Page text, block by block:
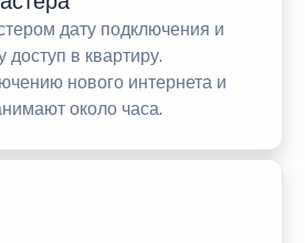
дату подключения и
доступ в квартиру.
нового интернета и
около часа.